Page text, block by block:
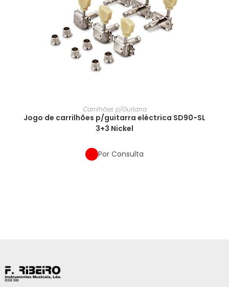
Carrilhões p/Guitarra
Jogo de carrilhões p/guitarra eléctrica SD90-SL
3+3 Nickel
Por Consulta